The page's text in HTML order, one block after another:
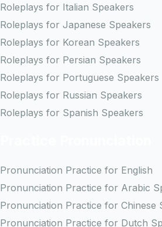
Roleplays for Italian Speakers
Roleplays for Japanese Speakers
Roleplays for Korean Speakers
Roleplays for Persian Speakers
Roleplays for Portuguese Speakers
Roleplays for Russian Speakers
Roleplays for Spanish Speakers
Pronunciation Practice for English
Pronunciation Practice for Arabic
Pronunciation Practice for Chinese
Pronunciation Practice for Dutch